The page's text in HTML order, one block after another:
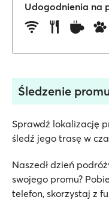
Udogodnienia na
Śledzenie
Sprawdź lokalizację
śledź jego trasę w
Naszedł dzień
swojego promu?
telefon, skorzystaj z